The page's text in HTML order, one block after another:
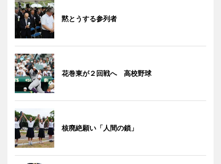
黙とうする参列者
花巻東が２回戦へ 高校野球
核廃絶願い「人間の鎖」